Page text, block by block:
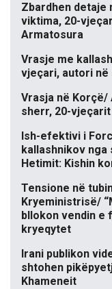
Zbardhen detaje
viktima, 20-
Armatosura
Vrasje me
vjeçari, autori në
Vrasja në Korçë/
sherr, 20-
Ish-efektivi i
kallashnikov
Hetimit: Kishin
Tensione në
Kryeministrisë/
bllokon vendin e
kryeqytet
Irani publikon
shtohen
Khameneit